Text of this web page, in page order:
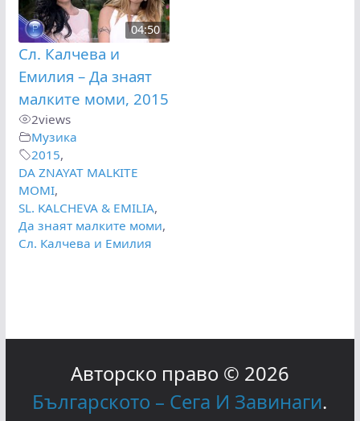
04:50
Сл. Калчева и
Емилия – Да знаят
малките моми, 2015
2views
Музика
2015,
DA ZNAYAT MALKITE
MOMI,
SL. KALCHEVA & EMILIA,
Да знаят малките моми,
Сл. Калчева и Емилия
Авторско право © 2026
Българското – Сега И Завинаги.